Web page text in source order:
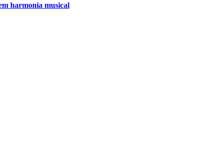
harmonia musical